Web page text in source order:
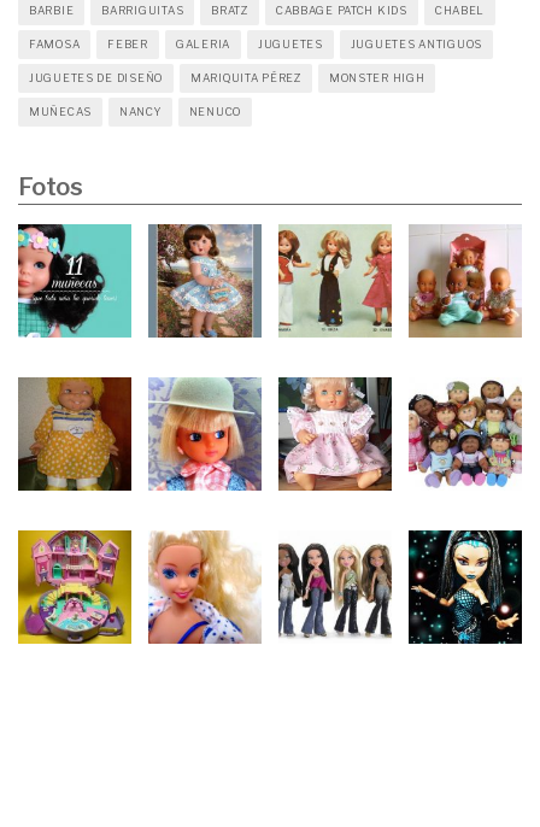
BARBIE BARRIGUITAS BRATZ CABBAGE PATCH KIDS CHABEL
FAMOSA FEBER GALERIA JUGUETES JUGUETES ANTIGUOS
JUGUETES DE DISEÑO MARIQUITA PÉREZ MONSTER HIGH
MUÑECAS NANCY NENUCO
Fotos